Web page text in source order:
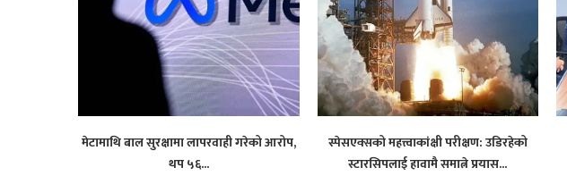
मेटामाथि बाल सुरक्षामा लापरवाही गरेको आरोप,
थप ५६...
स्पेसएक्सको महत्त्वाकांक्षी परीक्षण: उडिरहेको
स्टारसिपलाई हावामै समात्ने प्रयास...